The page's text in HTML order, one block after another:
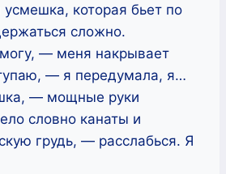
усмешка, которая бьет по
сложно.
— меня накрывает
— я передумала, я…
— мощные руки
словно канаты и
грудь, — расслабься. Я